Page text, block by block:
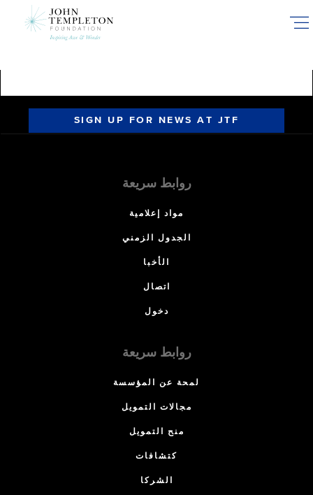
SIGN UP FOR NEWS AT JTF
روابط سريعة
مواد إعلامية
الجدول الزمني
الأخبا
اتصال
دخول
روابط سريعة
لمحة عن المؤسسة
مجالات التمويل
منح التمويل
كتشافات
الشركا